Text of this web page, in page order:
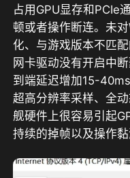
占用GPU显存和PCIe
顿或者操作断连。未
化、与游戏版本不匹
网卡驱动没有开启中
到端延迟增加15-
超高分辨率采样、全
舰硬件上很容易引起
持续的掉帧以及操作黏